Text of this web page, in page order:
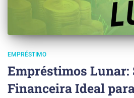
EMPRÉSTIMO
Empréstimos Lunar:
Financeira Ideal